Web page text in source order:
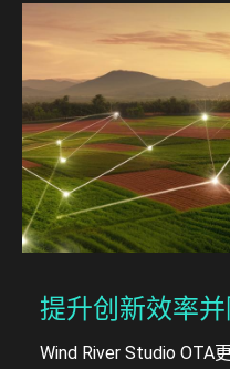
提升创新效率
Wind River Studio OTA